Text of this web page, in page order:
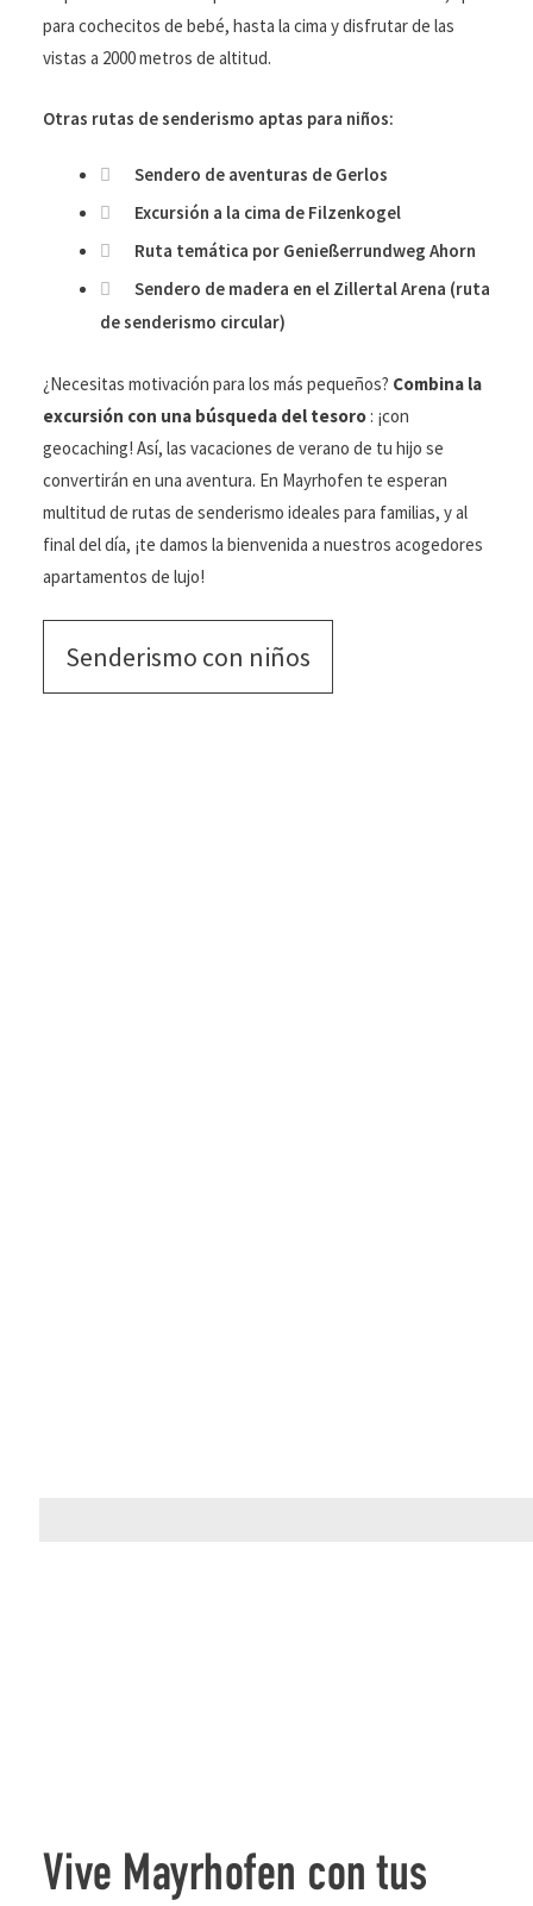
para cochecitos de bebé, hasta la cima y disfrutar de las
vistas a 2000 metros de altitud.
Otras rutas de senderismo aptas para niños:
Sendero de aventuras de Gerlos
Excursión a la cima de Filzenkogel
Ruta temática por Genießerrundweg Ahorn
Sendero de madera en el Zillertal Arena (ruta
de senderismo circular)
¿Necesitas motivación para los más pequeños? Combina la
excursión con una búsqueda del tesoro: ¡con
geocaching! Así, las vacaciones de verano de tu hijo se
convertirán en una aventura. En Mayrhofen te esperan
multitud de rutas de senderismo ideales para familias, y al
final del día, ¡te damos la bienvenida a nuestros acogedores
apartamentos de lujo!
Senderismo con niños
Vive Mayrhofen con tus